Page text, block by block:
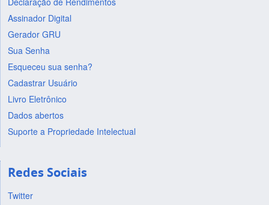
Assinador Digital
Gerador GRU
Sua Senha
Esqueceu sua senha?
Cadastrar Usuário
Livro Eletrônico
Dados abertos
Suporte a Propriedade Intelectual
Redes Sociais
Twitter